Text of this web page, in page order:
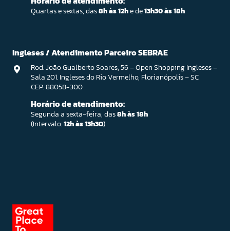
Quartas e sextas, das8h às 12he de13h30 às 18h
Ingleses / Atendimento Parceiro SEBRAE
Rod. João Gualberto Soares, 56 – Open Shopping Ingleses –
Sala 201. Ingleses do Rio Vermelho, Florianópolis – SC
CEP: 88058-300
Horário de atendimento:
Segunda a sexta-feira, das8h às 18h
(Intervalo:12h às 13h30)